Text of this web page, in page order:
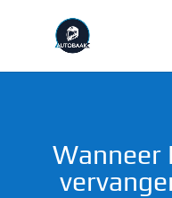
Wanneer